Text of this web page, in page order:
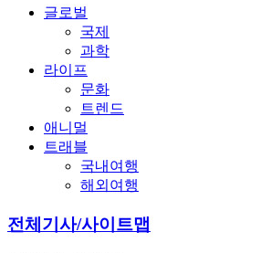
글로벌
국제
과학
라이프
문화
트렌드
애니멀
트래블
국내여행
해외여행
전체기사/사이트맵